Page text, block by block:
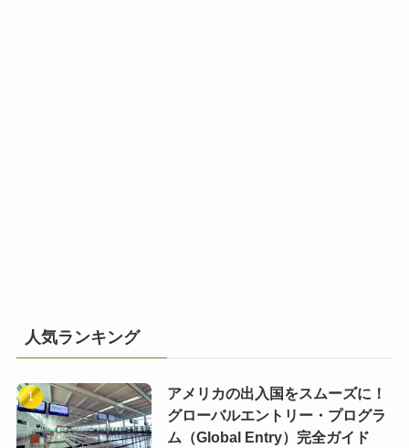
人気ランキング
アメリカの出入国をスムーズに！
グローバルエントリー・プログラ
ム（Global Entry）完全ガイド